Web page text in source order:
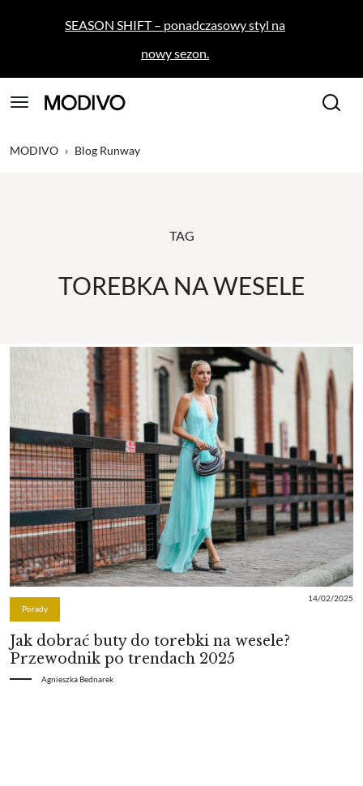
SEASON SHIFT – ponadczasowy styl na
nowy sezon.
MODIVO › Blog Runway
TAG
TOREBKA NA WESELE
Porady
14/02/2025
Jak dobrać buty do torebki na wesele?
Przewodnik po trendach 2025
Agnieszka Bednarek